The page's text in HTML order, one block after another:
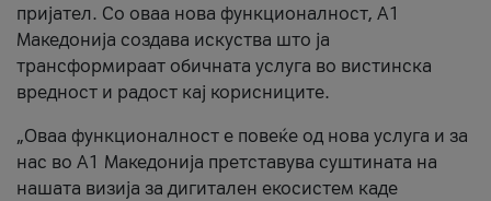
пријател. Со оваа нова функционалност, А1
Македонија создава искуства што ја
трансформираат обичната услуга во вистинска
вредност и радост кај корисниците.
„Оваа функционалност е повеќе од нова услуга и за
нас во А1 Македонија претставува суштината на
нашата визија за дигитален екосистем каде